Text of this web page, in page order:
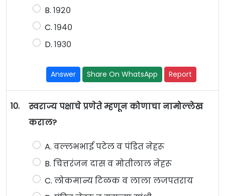
B. १९२०
C. १९४०
D. १९३०
Answer Share On WhatsApp Report
10.
स्वराज्य पक्षाचे प्रणेते म्हणून कोणाचा नामोल्लेख
कराल?
A. वल्लभभाई पटेल व पंडित नेहरू
B. चित्तरंजन दास व मोतीलाल नेहरू
C. लोकमान्य टिळक व लाला लजपतराय